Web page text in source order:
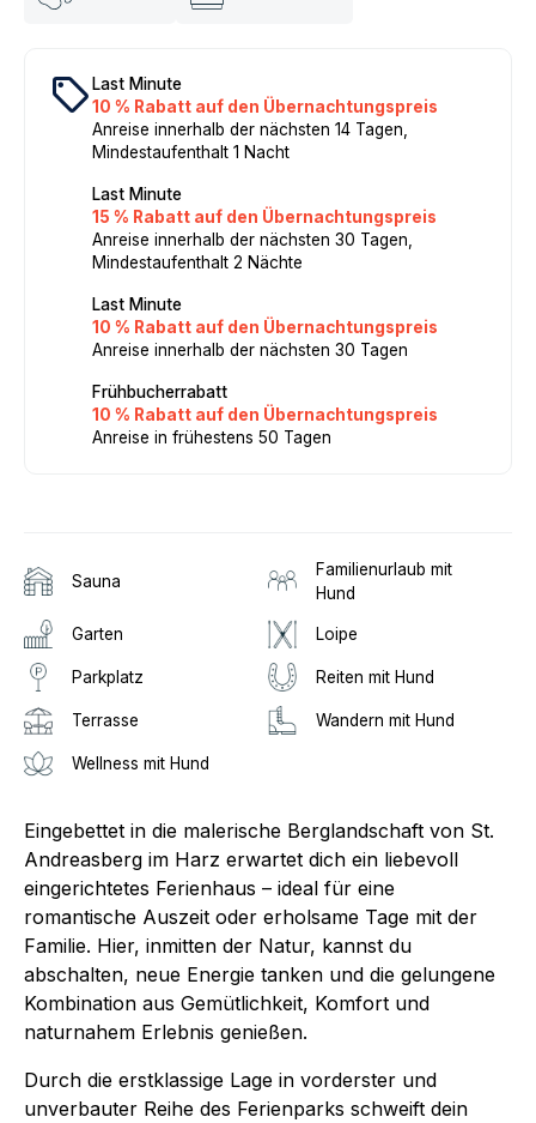
local_offer Last Minute
10 % Rabatt auf den Übernachtungspreis
Anreise innerhalb der nächsten 14 Tagen,
Mindestaufenthalt 1 Nacht
Last Minute
15 % Rabatt auf den Übernachtungspreis
Anreise innerhalb der nächsten 30 Tagen,
Mindestaufenthalt 2 Nächte
Last Minute
10 % Rabatt auf den Übernachtungspreis
Anreise innerhalb der nächsten 30 Tagen
Frühbucherrabatt
10 % Rabatt auf den Übernachtungspreis
Anreise in frühestens 50 Tagen
Sauna
Familienurlaub mit
Hund
Garten Loipe
Parkplatz Reiten mit Hund
Terrasse Wandern mit Hund
Wellness mit Hund
Eingebettet in die malerische Berglandschaft von St.
Andreasberg im Harz erwartet dich ein liebevoll
eingerichtetes Ferienhaus – ideal für eine
romantische Auszeit oder erholsame Tage mit der
Familie. Hier, inmitten der Natur, kannst du
abschalten, neue Energie tanken und die gelungene
Kombination aus Gemütlichkeit, Komfort und
naturnahem Erlebnis genießen.
Durch die erstklassige Lage in vorderster und
unverbauter Reihe des Ferienparks schweift dein